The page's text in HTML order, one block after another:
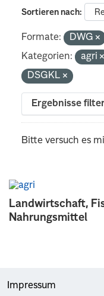
Landwirtschaft,
Nahrungsmittel
Sortieren nach
Formate: DWG
Kategorien:
agri
DSGKL
Ergebnisse
Bitte versuch es
Impressum